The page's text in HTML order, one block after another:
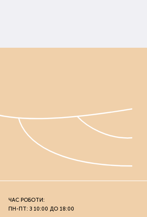
ЧАС РОБОТИ:
ПН-ПТ: З 10:00 ДО 18:00